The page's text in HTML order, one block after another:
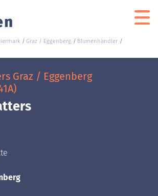
Graz / Eggenberg
Blumenhändler
Graz / Eggenberg